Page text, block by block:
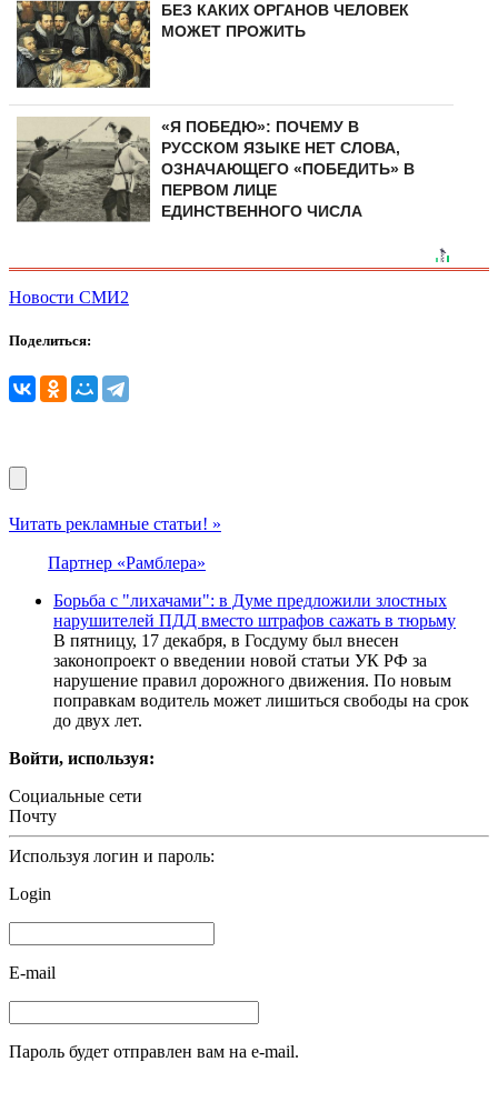
БЕЗ КАКИХ ОРГАНОВ ЧЕЛОВЕК
МОЖЕТ ПРОЖИТЬ
«Я ПОБЕДЮ»: ПОЧЕМУ В
РУССКОМ ЯЗЫКЕ НЕТ СЛОВА,
ОЗНАЧАЮЩЕГО «ПОБЕДИТЬ» В
ПЕРВОМ ЛИЦЕ
ЕДИНСТВЕННОГО ЧИСЛА
Новости СМИ2
Поделиться:
Читать рекламные статьи! »
Партнер «Рамблера»
Борьба с "лихачами": в Думе предложили злостных
нарушителей ПДД вместо штрафов сажать в тюрьму
В пятницу, 17 декабря, в Госдуму был внесен
законопроект о введении новой статьи УК РФ за
нарушение правил дорожного движения. По новым
поправкам водитель может лишиться свободы на срок
до двух лет.
Войти, используя:
Социальные сети
Почту
Используя логин и пароль:
Login
E-mail
Пароль будет отправлен вам на e-mail.